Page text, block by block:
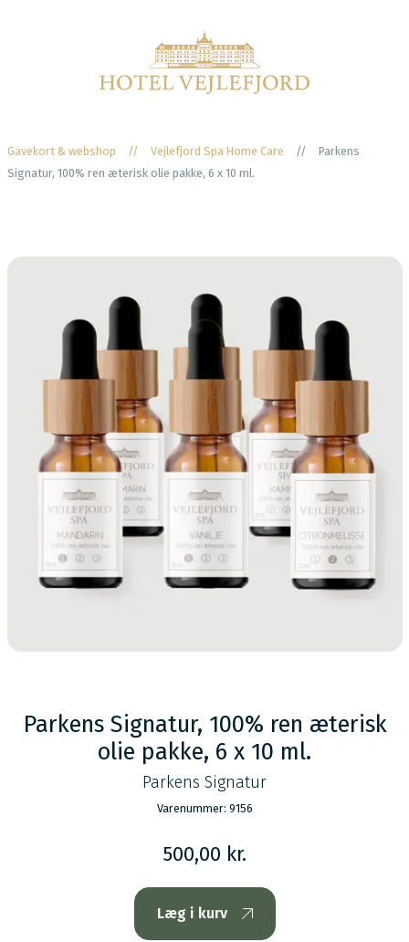
Gavekort & webshop // Vejlefjord Spa Home Care //
Parkens
Signatur, 100% ren æterisk olie pakke, 6 x 10 ml.
Parkens Signatur, 100% ren æterisk
olie pakke, 6 x 10 ml.
Parkens Signatur
Varenummer: 9156
500,00 kr.
Læg i kurv